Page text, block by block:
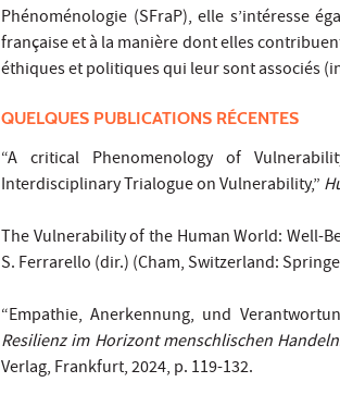
Phénoménologie (SFraP), elle s’intéresse
française et à la manière dont elles
éthiques et politiques qui leur sont associés
QUELQUES PUBLICATIONS RÉCENTES
“A critical Phenomenology of
Interdisciplinary Trialogue on Vulnerability,”
The Vulnerability of the Human World: Well-
S. Ferrarello (dir.) (Cham, Switzerland:
“Empathie, Anerkennung, und
Resilienz im Horizont menschlischen
Verlag, Frankfurt, 2024, p. 119-132.